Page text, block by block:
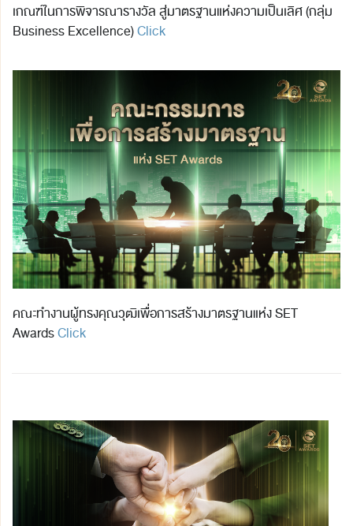
เกณฑ์ในการพิจารณารางวัล สู่มาตรฐานแห่งความเป็นเลิศ (กลุ่ม
Business Excellence)Click
คณะทำงานผู้ทรงคุณวุฒิเพื่อการสร้างมาตรฐานแห่ง SET
AwardsClick